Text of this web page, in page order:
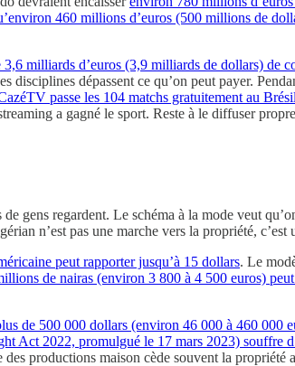
460 millions d’euros (500 millions de
milliards d’euros (3,9 milliards de dollars) de
dépassent ce qu’on peut payer.
passe les 104 matchs gratuitement au Brésil
a gagné le sport. Reste à le diffuser
gens regardent. Le schéma à la mode veut
n’est pas une marche vers la propriété, c’est
peut rapporter jusqu’à 15 dollars. Le
de nairas (environ 3 800 à 4 500 euros)
de 500 000 dollars (environ 46 000 à 460 000
Act 2022, promulgué le 17 mars 2023) souffre
des productions maison cède souvent la propriété